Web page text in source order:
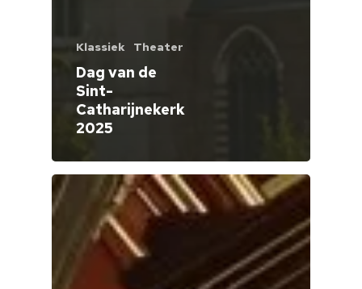
Klassiek Theater
Dag van de
Sint-
Catharijnekerk
2025